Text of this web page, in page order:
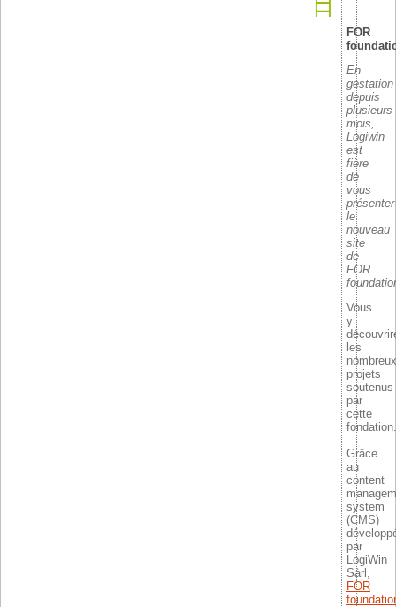
FOR
En
gestation
depuis
plusieurs
mois,
Logiwin
est
fière
de
vous
présenter
le
nouveau
site
de
FOR
Vous
y
les
nombreux
projets
soutenus
par
cette
fondation.
Grâce
au
content
system
(CMS)
par
LogiWin
Sàrl,
FOR